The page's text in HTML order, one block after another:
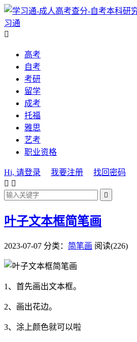
习通

高考
自考
考研
留学
成考
托福
雅思
艺考
职业资格
Hi, 请登录 我要注册
找回密码
 

叶子文本框简笔画
2023-07-07 分类： 简笔画 阅读(226)
1、首先画出文本框。
2、画出花边。
3、涂上颜色就可以啦